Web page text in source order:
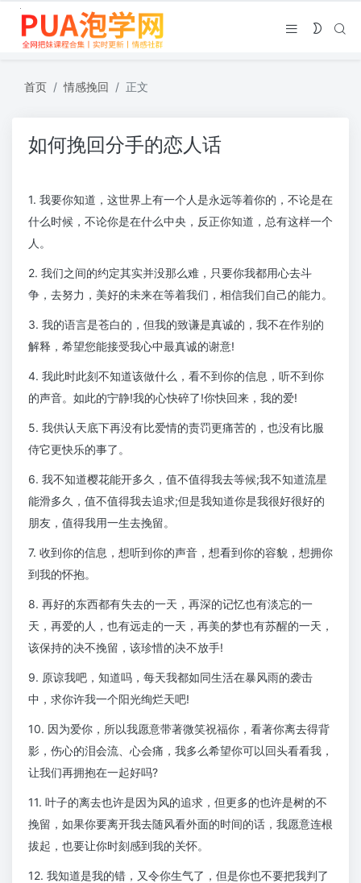
首页 情感挽回 正文
如何挽回分手的恋人话
1. 我要你知道，这世界上有一个人是永远等着你的，不论是在
什么时候，不论你是在什么中央，反正你知道，总有这样一个
人。
2. 我们之间的约定其实并没那么难，只要你我都用心去斗
争，去努力，美好的未来在等着我们，相信我们自己的能力。
3. 我的语言是苍白的，但我的致谦是真诚的，我不在作别的
解释，希望您能接受我心中最真诚的谢意!
4. 我此时此刻不知道该做什么，看不到你的信息，听不到你
的声音。如此的宁静!我的心快碎了!你快回来，我的爱!
5. 我供认天底下再没有比爱情的责罚更痛苦的，也没有比服
侍它更快乐的事了。
6. 我不知道樱花能开多久，值不值得我去等候;我不知道流星
能滑多久，值不值得我去追求;但是我知道你是我很好很好的
朋友，值得我用一生去挽留。
7. 收到你的信息，想听到你的声音，想看到你的容貌，想拥你
到我的怀抱。
8. 再好的东西都有失去的一天，再深的记忆也有淡忘的一
天，再爱的人，也有远走的一天，再美的梦也有苏醒的一天，
该保持的决不挽留，该珍惜的决不放手!
9. 原谅我吧，知道吗，每天我都如同生活在暴风雨的袭击
中，求你许我一个阳光绚烂天吧!
10. 因为爱你，所以我愿意带著微笑祝福你，看著你离去得背
影，伤心的泪会流、心会痛，我多么希望你可以回头看看我，
让我们再拥抱在一起好吗?
11. 叶子的离去也许是因为风的追求，但更多的也许是树的不
挽留，如果你要离开我去随风看外面的时间的话，我愿意连根
拔起，也要让你时刻感到我的关怀。
12. 我知道是我的错，又令你生气了，但是你也不要把我判了